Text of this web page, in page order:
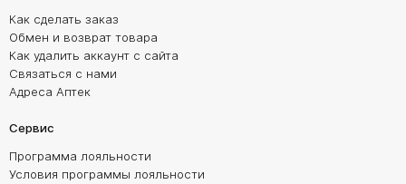
Как сделать заказ
Обмен и возврат товара
Как удалить аккаунт с сайта
Связаться с нами
Адреса Аптек
Сервис
Программа лояльности
Условия программы лояльности